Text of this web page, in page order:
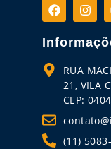
RUA
21, VILA
CEP:
(11)